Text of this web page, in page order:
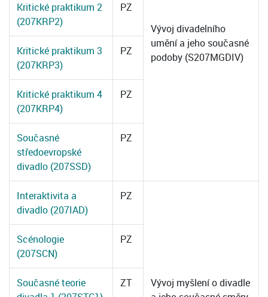
Vývoj divadelního
umění a jeho současné
podoby (S207MGDIV)
Kritické praktikum 2
(207KRP2)
PZ
Kritické praktikum 3
(207KRP3)
PZ
Kritické praktikum 4
(207KRP4)
PZ
Současné
středoevropské
divadlo (207SSD)
PZ
Interaktivita a
divadlo (207IAD)
PZ
Vývoj myšlení o divadle
Scénologie
(207SCN)
PZ
Současné teorie
ZT